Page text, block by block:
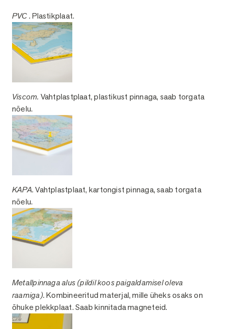
PVC .Plastikplaat.
Viscom. Vahtplastplaat, plastikust pinnaga, saab torgata
nõelu.
KAPA.Vahtplastplaat, kartongist pinnaga, saab torgata
nõelu.
Metallpinnaga alus (pildil koos paigaldamisel oleva
raamiga).Kombineeritud materjal, mille üheks osaks on
õhuke plekkplaat. Saab kinnitada magneteid.